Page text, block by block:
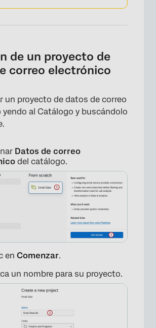
de un proyecto de
correo electrónico
un proyecto de datos de correo
al Catálogo y buscándolo
Datos de correo
del catálogo.
en Comenzar.
un nombre para su proyecto.